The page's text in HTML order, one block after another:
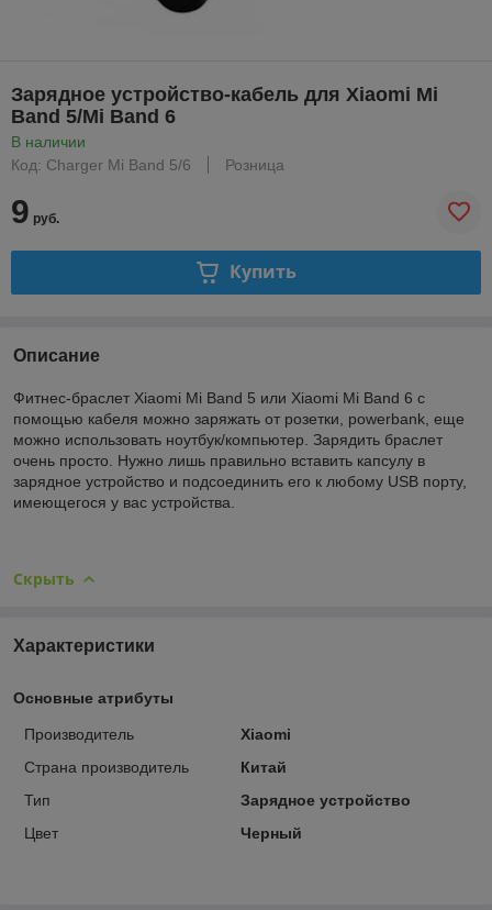
Зарядное устройство-кабель для Xiaomi Mi
Band 5/Mi Band 6
В наличии
Код: Charger Mi Band 5/6
Розница
9 руб.
Купить
Описание
Фитнес-браслет Xiaomi Mi Band 5 или Xiaomi Mi Band 6 с
помощью кабеля можно заряжать от розетки, powerbank, еще
можно использовать ноутбук/компьютер. Зарядить браслет
очень просто. Нужно лишь правильно вставить капсулу в
зарядное устройство и подсоединить его к любому USB порту,
имеющегося у вас устройства.
Скрыть
Характеристики
Основные атрибуты
Производитель
Xiaomi
Страна производитель
Китай
Тип
Зарядное устройство
Цвет
Черный